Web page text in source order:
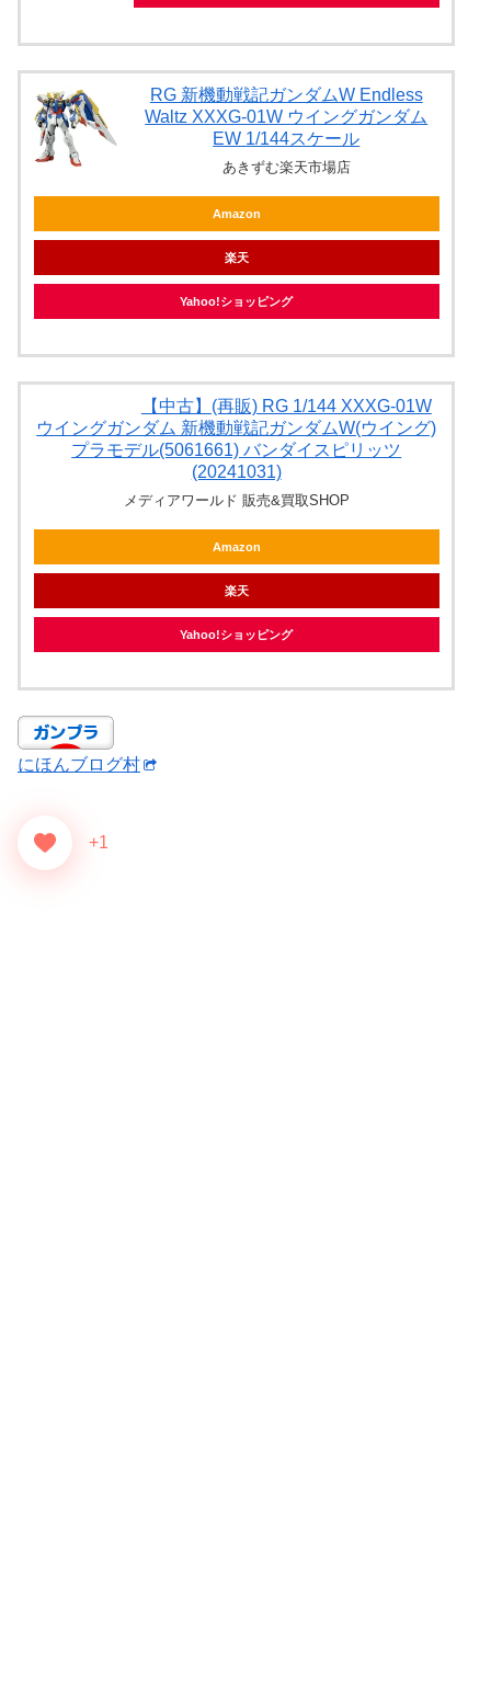
RG 新機動戦記ガンダムW Endless
Waltz XXXG-01W ウイングガンダム
EW 1/144スケール
あきずむ楽天市場店
Amazon
楽天
Yahoo!ショッピング
【中古】(再販) RG 1/144 XXXG-01W
ウイングガンダム 新機動戦記ガンダムW(ウイング)
プラモデル(5061661) バンダイスピリッツ
(20241031)
メディアワールド 販売&買取SHOP
Amazon
楽天
Yahoo!ショッピング
にほんブログ村
+1